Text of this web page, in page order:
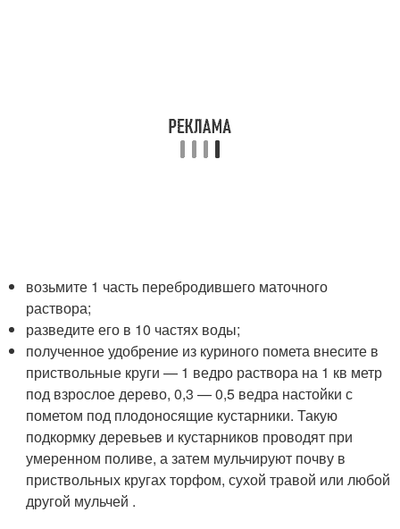
возьмите 1 часть перебродившего маточного
раствора;
разведите его в 10 частях воды;
полученное удобрение из куриного помета внесите в
приствольные круги — 1 ведро раствора на 1 кв метр
под взрослое дерево, 0,3 — 0,5 ведра настойки с
пометом под плодоносящие кустарники. Такую
подкормку деревьев и кустарников проводят при
умеренном поливе, а затем мульчируют почву в
приствольных кругах торфом, сухой травой или любой
другой мульчей .